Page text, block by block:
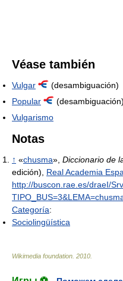
Véase también
Vulgar
(desambiguación)
Popular
(desambiguación)
Vulgarismo
Notas
↑ «chusma», Diccionario de
edición), Real Academia
http://buscon.rae.es/draeI/
Categoría:
Sociolingüística
Wikimedia foundation 2010